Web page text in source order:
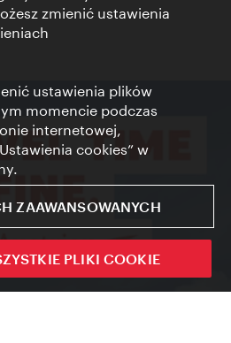
zmienić ustawienia
ustawienia plików
momencie podczas
internetowej,
cookies” w
ZAAWANSOWANYCH
PLIKI COOKIE